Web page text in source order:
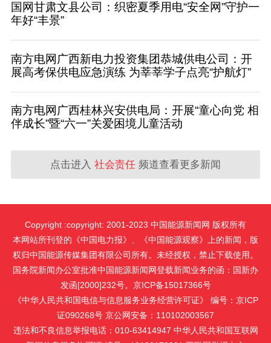
国网甘肃文县公司：织密夏季用电“安全网”守护一
年好“丰景”
南方电网广西新电力投资集团恭城供电公司：开
展高考保供电应急演练 为莘莘学子点亮“护航灯”
南方电网广西桂林兴安供电局：开展“童心向党 相
伴成长”暨“六一”关爱困境儿童活动
点击进入 社会责任 频道查看更多新闻
Copyright :copyright: 2001-2023 中国能源新闻网 版权所有
本网站所刊登的《中国电力报》、《中国能源观察》上的新闻，版
权归中国能源传媒集团有限公司所有。未经授权，禁止下载使用。
国务院新闻办公室批准中国能源新闻网登载新闻业务的函：国新办
发函[2000]232号。京ICP备15017366号
《中华人民共和国电信与信息服务业务经营许可证》 编号：京ICP
证090268号 京公网安备：110102003567
违法和不良信息举报电话：010-63414947 中华人民共和国互联网